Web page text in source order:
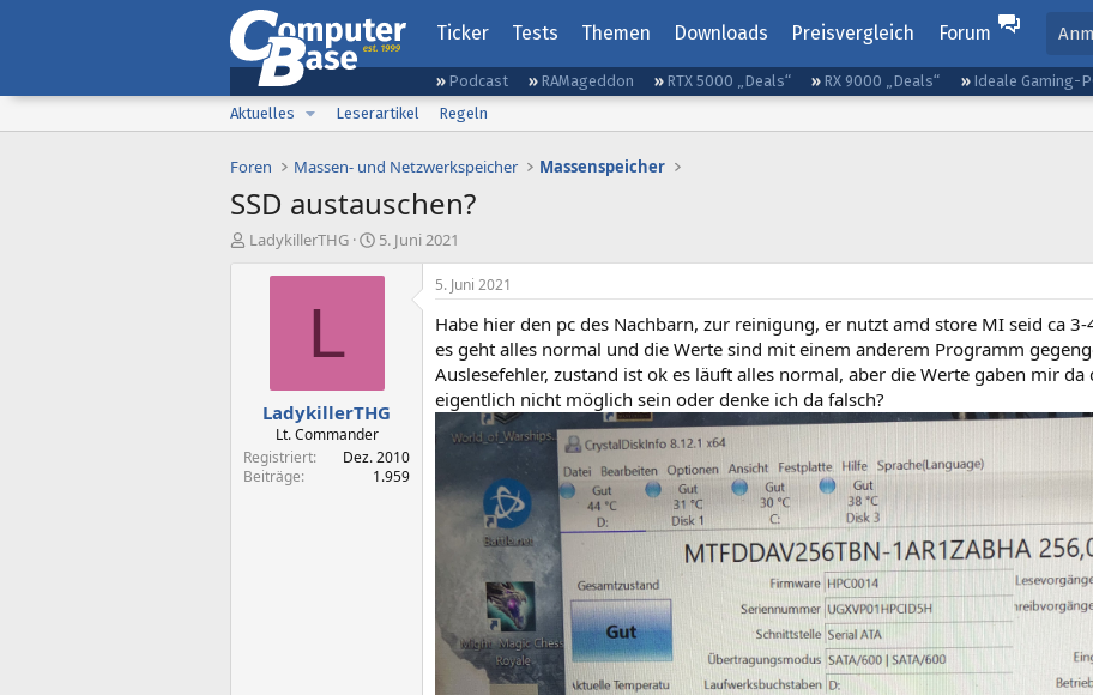
Ticker Tests Themen Downloads Preisvergleich Forum
Podcast RAMageddon RTX 5000 „Deals“ RX 9000 „Deals“ Ideale Gaming-
Aktuelles
Leserartikel Regeln
Foren Massen- und Netzwerkspeicher Massenspeicher
SSD austauschen?
ELadykillerTHG
E
s
t
a
m
5. Juni 2021
L
LadykillerTHG
Lt. Commander
Registriert
Dez. 2010
Beiträge
1.959
5. Juni 2021
Habe hier den pc des Nachbarn, zur reinigung, er nutzt amd store MI seid ca 3-
es geht alles normal und die Werte sind mit einem anderem Programm
Auslesefehler, zustand ist ok es läuft alles normal, aber die Werte gaben mir
eigentlich nicht möglich sein oder denke ich da falsch?